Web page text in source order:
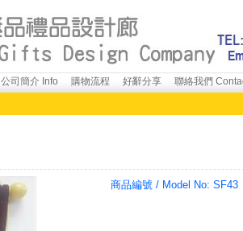
公司簡介 Info 購物流程 好辭分享 聯絡我們
商品編號 / Model No: SF43